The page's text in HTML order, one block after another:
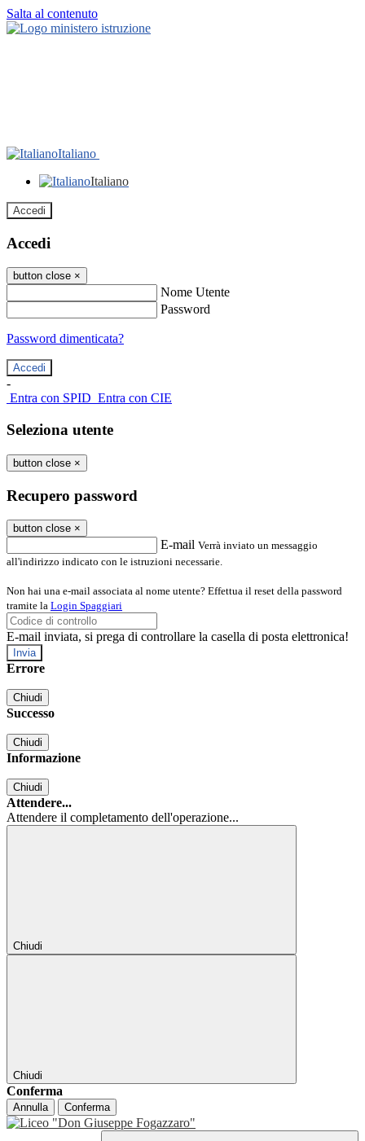
Salta al contenuto
Italiano
Italiano
Accedi
Accedi
button close ×
Nome Utente
Password
Password dimenticata?
-
Entra con SPID Entra con CIE
Seleziona utente
button close ×
Recupero password
button close ×
E-mail Verrà inviato un messaggio
all'indirizzo indicato con le istruzioni necessarie.
Non hai una e-mail associata al nome utente? Effettua il reset della password
tramite la Login Spaggiari
E-mail inviata, si prega di controllare la casella di posta elettronica!
Errore
Chiudi
Successo
Chiudi
Informazione
Chiudi
Attendere...
Attendere il completamento dell'operazione...
Chiudi
Chiudi
Conferma
Annulla Conferma